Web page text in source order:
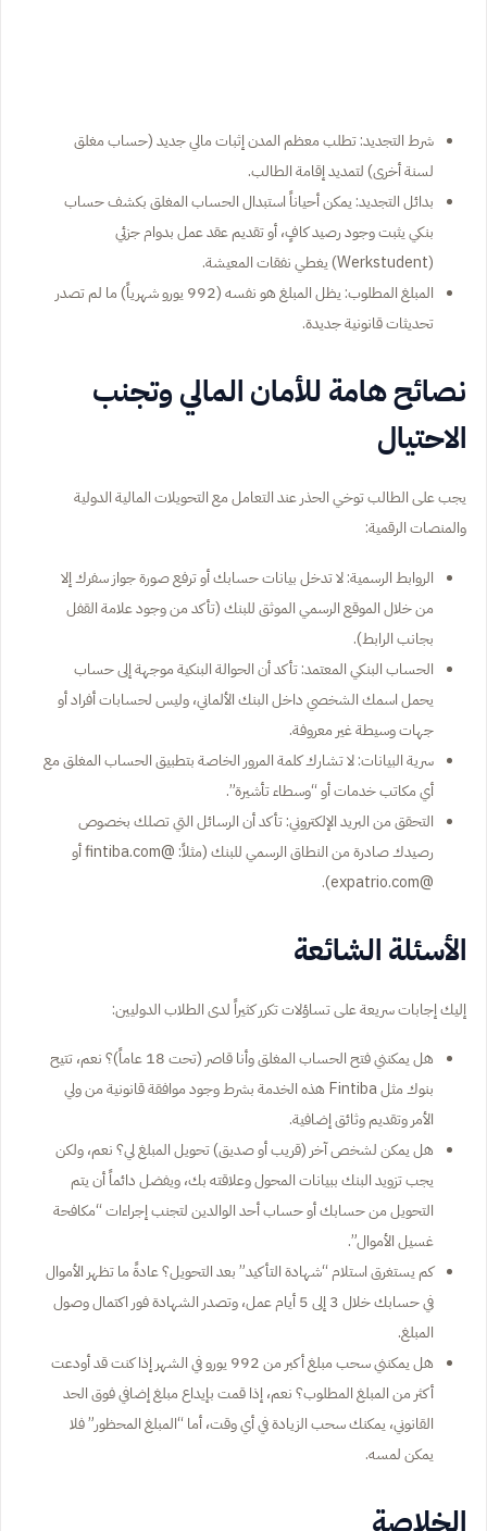
شرط التجديد: تطلب معظم المدن إثبات مالي جديد (حساب مغلق
لسنة أخرى) لتمديد إقامة الطالب.
بدائل التجديد: يمكن أحياناً استبدال الحساب المغلق بكشف حساب
بنكي يثبت وجود رصيد كافٍ، أو تقديم عقد عمل بدوام جزئي
(Werkstudent) يغطي نفقات المعيشة.
المبلغ المطلوب: يظل المبلغ هو نفسه (992 يورو شهرياً) ما لم تصدر
تحديثات قانونية جديدة.
نصائح هامة للأمان المالي وتجنب
الاحتيال
يجب على الطالب توخي الحذر عند التعامل مع التحويلات المالية الدولية
والمنصات الرقمية:
الروابط الرسمية: لا تدخل بيانات حسابك أو ترفع صورة جواز سفرك إلا
من خلال الموقع الرسمي الموثق للبنك (تأكد من وجود علامة القفل
بجانب الرابط).
الحساب البنكي المعتمد: تأكد أن الحوالة البنكية موجهة إلى حساب
يحمل اسمك الشخصي داخل البنك الألماني، وليس لحسابات أفراد أو
جهات وسيطة غير معروفة.
سرية البيانات: لا تشارك كلمة المرور الخاصة بتطبيق الحساب المغلق مع
أي مكاتب خدمات أو “وسطاء تأشيرة”.
التحقق من البريد الإلكتروني: تأكد أن الرسائل التي تصلك بخصوص
رصيدك صادرة من النطاق الرسمي للبنك (مثلاً: @fintiba.com أو
@expatrio.com).
الأسئلة الشائعة
إليك إجابات سريعة على تساؤلات تكرر كثيراً لدى الطلاب الدوليين:
هل يمكنني فتح الحساب المغلق وأنا قاصر (تحت 18 عاماً)؟ نعم، تتيح
بنوك مثل Fintiba هذه الخدمة بشرط وجود موافقة قانونية من ولي
الأمر وتقديم وثائق إضافية.
هل يمكن لشخص آخر (قريب أو صديق) تحويل المبلغ لي؟ نعم، ولكن
يجب تزويد البنك ببيانات المحول وعلاقته بك، ويفضل دائماً أن يتم
التحويل من حسابك أو حساب أحد الوالدين لتجنب إجراءات “مكافحة
غسيل الأموال”.
كم يستغرق استلام “شهادة التأكيد” بعد التحويل؟ عادةً ما تظهر الأموال
في حسابك خلال 3 إلى 5 أيام عمل، وتصدر الشهادة فور اكتمال وصول
المبلغ.
هل يمكنني سحب مبلغ أكبر من 992 يورو في الشهر إذا كنت قد أودعت
أكثر من المبلغ المطلوب؟ نعم، إذا قمت بإيداع مبلغ إضافي فوق الحد
القانوني، يمكنك سحب الزيادة في أي وقت، أما “المبلغ المحظور” فلا
يمكن لمسه.
الخلاصة